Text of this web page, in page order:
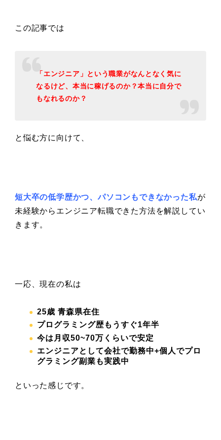
この記事では
「エンジニア」という職業がなんとなく気に
なるけど、本当に稼げるのか？本当に自分で
もなれるのか？
と悩む方に向けて、
短大卒の低学歴かつ、パソコンもできなかった私が
未経験からエンジニア転職できた方法を解説してい
きます。
一応、現在の私は
25歳 青森県在住
プログラミング歴もうすぐ1年半
今は月収50~70万くらいで安定
エンジニアとして会社で勤務中+個人でプロ
グラミング副業も実践中
といった感じです。